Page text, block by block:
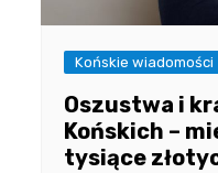
Końskie wiadomości
Oszustwa i
Końskich –
tysiące